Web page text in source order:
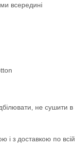
всередині
не сушити
і з доставкою по